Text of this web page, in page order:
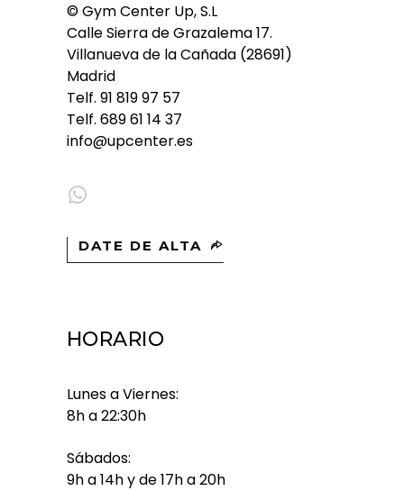
© Gym Center Up, S.L
Calle Sierra de Grazalema 17.
Villanueva de la Cañada (28691)
Madrid
Telf. 91 819 97 57
Telf. 689 61 14 37
info@upcenter.es
WhatsApp
DATE DE ALTA
HORARIO
Lunes a Viernes:
8h a 22:30h
Sábados:
9h a 14h y de 17h a 20h